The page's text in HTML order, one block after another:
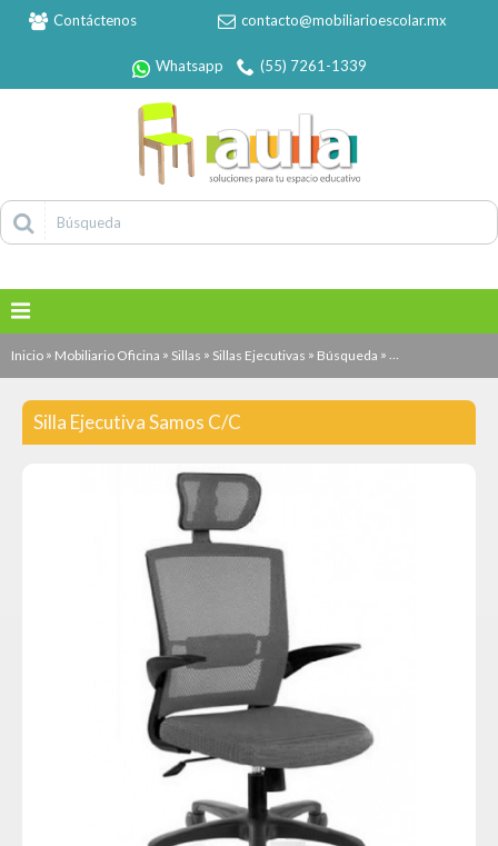
Contáctenos contacto@mobiliarioescolar.mx
Whatsapp (55) 7261-1339
Inicio » Mobiliario Oficina » Sillas » Sillas Ejecutivas » Búsqueda » Silla Ejecutiva
Silla Ejecutiva Samos C/C